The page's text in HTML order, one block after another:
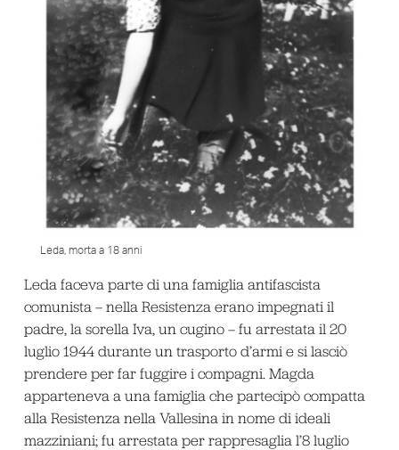
Leda, morta a 18 anni
Leda faceva parte di una famiglia antifascista
comunista – nella Resistenza erano impegnati il
padre, la sorella Iva, un cugino – fu arrestata il 20
luglio 1944 durante un trasporto d’armi e si lasciò
prendere per far fuggire i compagni. Magda
apparteneva a una famiglia che partecipò compatta
alla Resistenza nella Vallesina in nome di ideali
mazziniani; fu arrestata per rappresaglia l’8 luglio